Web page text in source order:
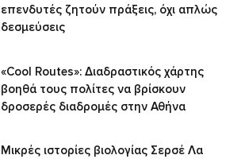
επενδυτές ζητούν πράξεις, όχι απλώς
δεσμεύσεις
«Cool Routes»: Διαδραστικός χάρτης
βοηθά τους πολίτες να βρίσκουν
δροσερές διαδρομές στην Αθήνα
Μικρές ιστορίες βιολογίας Σερσέ Λα